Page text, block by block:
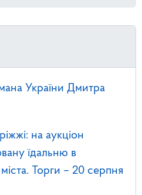
України Дмитра
на аукціон
їдальню в
Торги – 20 серпня